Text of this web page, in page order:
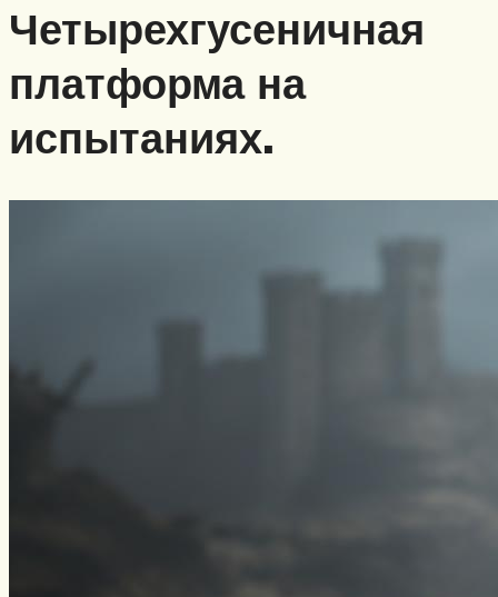
Четырехгусеничная
платформа на
испытаниях.